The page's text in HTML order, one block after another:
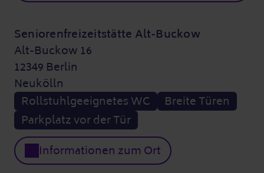
Seniorenfreizeitstätte Alt-Buckow
Alt-Buckow 16
12349 Berlin
Neukölln
Rollstuhlgeeignetes WC
Breite Türen
Parkplatz vor der Tür
Informationen zum Ort